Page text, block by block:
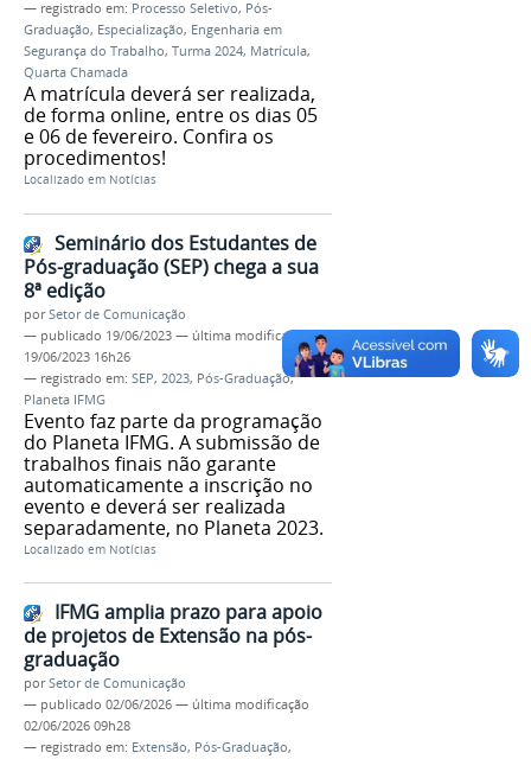
— registrado em: Processo Seletivo, Pós-
Graduação, Especialização, Engenharia em
Segurança do Trabalho, Turma 2024, Matrícula,
Quarta Chamada
A matrícula deverá ser realizada,
de forma online, entre os dias 05
e 06 de fevereiro. Confira os
procedimentos!
Localizado em Notícias
Seminário dos Estudantes de
Pós-graduação (SEP) chega a sua
8ª edição
porSetor de Comunicação
— publicado 19/06/2023 — última modificação
19/06/2023 16h26
— registrado em: SEP, 2023, Pós-Graduação,
Planeta IFMG
Evento faz parte da programação
do Planeta IFMG. A submissão de
trabalhos finais não garante
automaticamente a inscrição no
evento e deverá ser realizada
separadamente, no Planeta 2023.
Localizado em Notícias
IFMG amplia prazo para apoio
de projetos de Extensão na pós-
graduação
porSetor de Comunicação
— publicado 02/06/2026 — última modificação
02/06/2026 09h28
— registrado em: Extensão, Pós-Graduação,